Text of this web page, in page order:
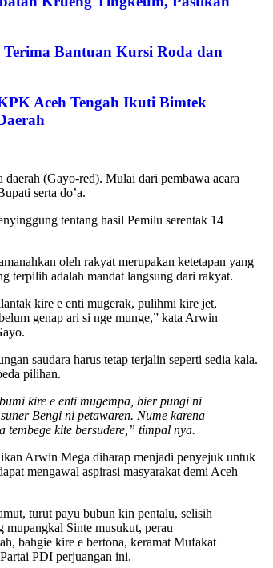
Bantuan Kursi Roda dan
Aceh Tengah Ikuti Bimtek
daerah (Gayo-red). Mulai dari pembawa acara
serta do’a.
tentang hasil Pemilu serentak 14
oleh rakyat merupakan ketetapan yang
terpilih adalah mandat langsung dari rakyat.
kire e enti mugerak, pulihmi kire jet,
genap ari si nge munge,” kata Arwin
saudara harus tetap terjalin seperti sedia kala.
pilihan.
kire e enti mugempa, bier pungi ni
Bengi ni petawaren. Nume karena
tembege kite bersudere,” timpal nya.
Arwin Mega diharap menjadi penyejuk untuk
mengawal aspirasi masyarakat demi Aceh
turut payu bubun kin pentalu, selisih
mupangkal Sinte musukut, perau
bahgie kire e bertona, keramat Mufakat
PDI perjuangan ini.